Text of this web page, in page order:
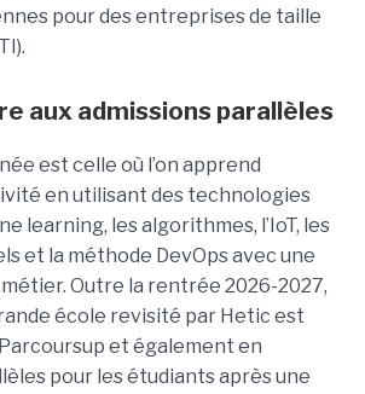
pour des entreprises de taille
aux admissions parallèles
est celle où l’on apprend
en utilisant des technologies
learning, les algorithmes, l’IoT, les
et la méthode DevOps avec une
Outre la rentrée 2026-2027,
école revisité par Hetic est
et également en
pour les étudiants après une